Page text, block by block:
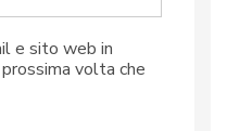
e sito web in
volta che